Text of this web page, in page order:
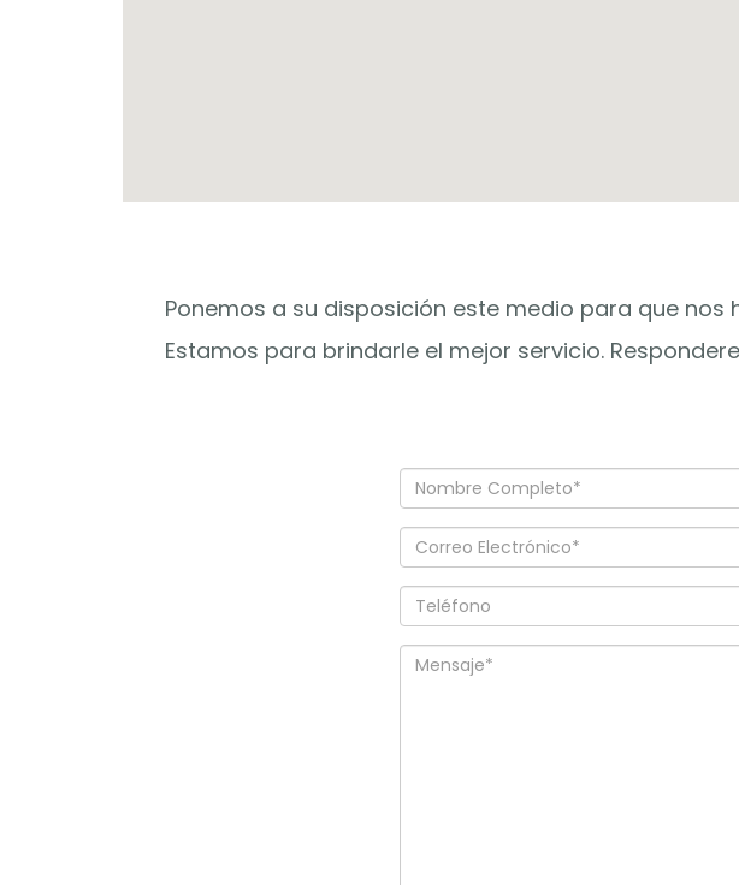
Ponemos a su disposición este medio para que
Estamos para brindarle el mejor servicio.